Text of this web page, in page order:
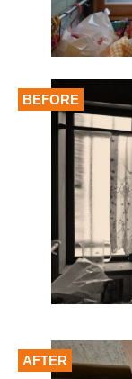
BEFORE
AFTER